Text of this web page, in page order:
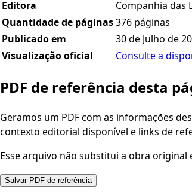
Editora
Companhia das
Quantidade de páginas376 páginas
Publicado em
30 de Julho de
Visualização oficial
Consulte a
PDF de referência desta
Geramos um PDF com as informações
contexto editorial disponível e links de
Esse arquivo não substitui a obra
Salvar PDF de referência